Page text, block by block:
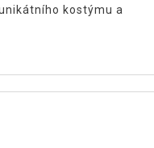
kostýmu a